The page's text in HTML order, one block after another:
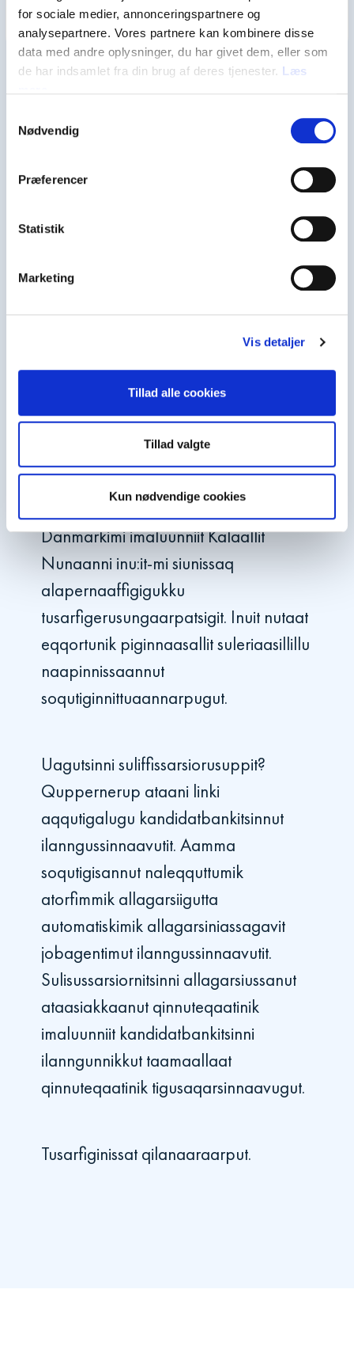
for sociale medier, annonceringspartnere og
analysepartnere. Vores partnere kan kombinere disse
data med andre oplysninger, du har givet dem, eller som
de har indsamlet fra din brug af deres tjenester. Læs
Nødvendig
Præferencer
Statistik
Marketing
Vis detaljer
Tillad alle cookies
Tillad valgte
Kun nødvendige cookies
Peqquneqanngikkaluarlutit
Qinnuteqaatinik attuumassuteqartunik
tamatigut tigusisinnaavugut.
Massakkoqqissaaq Illit soqutigisannut
naleqquttunik atorfinnik
inuttassarsiuussisoqanngikkaluartoq
Danmarkimi imaluunniit Kalaallit
Nunaanni inu:it-mi siunissaq
alapernaaffigigukku
tusarfigerusungaarpatsigit. Inuit nutaat
eqqortunik piginnaasallit suleriaasillillu
naapinnissaannut
soqutiginnittuaannarpugut.
Uagutsinni suliffissarsiorusuppit?
Quppernerup ataani linki
aqqutigalugu kandidatbankitsinnut
ilanngussinnaavutit. Aamma
soqutigisannut naleqquttumik
atorfimmik allagarsiigutta
automatiskimik allagarsiniassagavit
jobagentimut ilanngussinnaavutit.
Sulisussarsiornitsinni allagarsiussanut
ataasiakkaanut qinnuteqaatinik
imaluunniit kandidatbankitsinni
ilanngunnikkut taamaallaat
qinnuteqaatinik tigusaqarsinnaavugut.
Tusarfiginissat qilanaaraarput.